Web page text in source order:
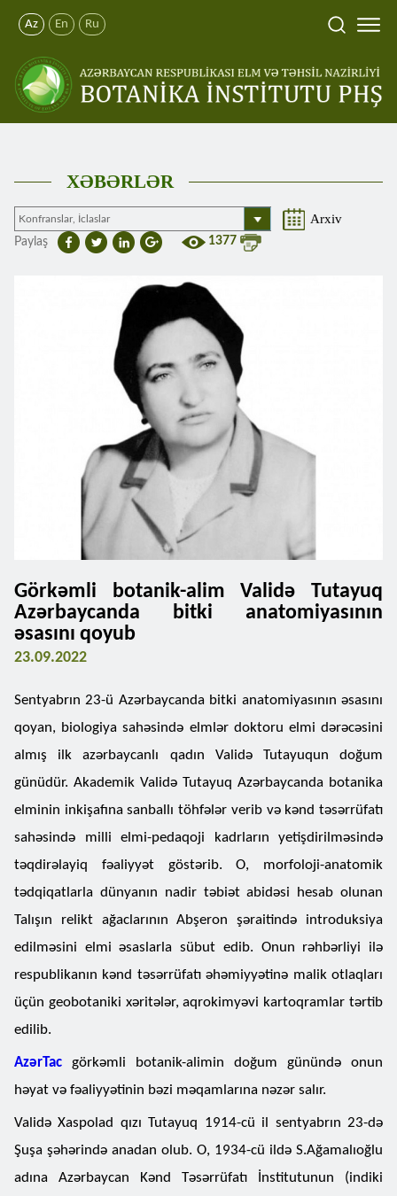
Az En Ru
XƏBƏRLƏR
Arxiv
Paylaş 1377
Görkəmli botanik-alim Validə Tutayuq
Azərbaycanda bitki anatomiyasının
əsasını qoyub
23.09.2022
Sentyabrın 23-ü Azərbaycanda bitki anatomiyasının əsasını
qoyan, biologiya sahəsində elmlər doktoru elmi dərəcəsini
almış ilk azərbaycanlı qadın Validə Tutayuqun doğum
günüdür. Akademik Validə Tutayuq Azərbaycanda botanika
elminin inkişafına sanballı töhfələr verib və kənd təsərrüfatı
sahəsində milli elmi-pedaqoji kadrların yetişdirilməsində
təqdirəlayiq fəaliyyət göstərib. O, morfoloji-anatomik
tədqiqatlarla dünyanın nadir təbiət abidəsi hesab olunan
Talışın relikt ağaclarının Abşeron şəraitində introduksiya
edilməsini elmi əsaslarla sübut edib. Onun rəhbərliyi ilə
respublikanın kənd təsərrüfatı əhəmiyyətinə malik otlaqları
üçün geobotaniki xəritələr, aqrokimyəvi kartoqramlar tərtib
edilib.
AzərTac görkəmli botanik-alimin doğum günündə onun
həyat və fəaliyyətinin bəzi məqamlarına nəzər salır.
Validə Xaspolad qızı Tutayuq 1914-cü il sentyabrın 23-də
Şuşa şəhərində anadan olub. O, 1934-cü ildə S.Ağamalıoğlu
adına Azərbaycan Kənd Təsərrüfatı İnstitutunun (indiki